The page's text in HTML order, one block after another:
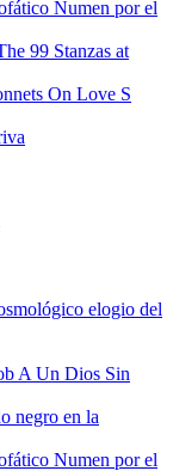
Numen por el
99 Stanzas at
On Love S
elogio del
A Un Dios Sin
negro en la
Numen por el